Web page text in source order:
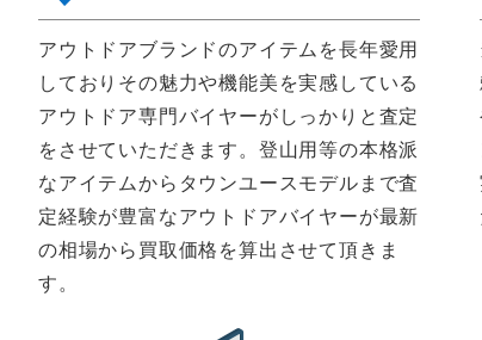
アウトドアブランドのアイテムを長年愛用
しておりその魅力や機能美を実感している
アウトドア専門バイヤーがしっかりと査定
をさせていただきます。登山用等の本格派
なアイテムからタウンユースモデルまで査
定経験が豊富なアウトドアバイヤーが最新
の相場から買取価格を算出させて頂きま
す。